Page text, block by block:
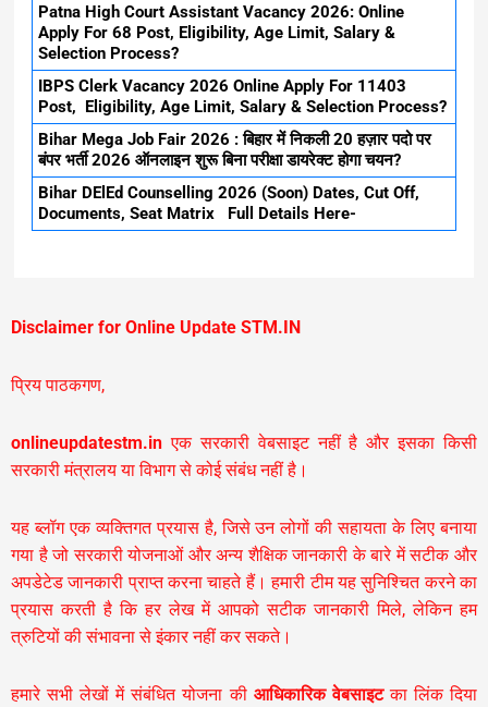
Patna High Court Assistant Vacancy 2026: Online
Apply For 68 Post, Eligibility, Age Limit, Salary &
Selection Process?
IBPS Clerk Vacancy 2026 Online Apply For 11403
Post, Eligibility, Age Limit, Salary & Selection Process?
Bihar Mega Job Fair 2026 : बिहार में निकली 20 हज़ार पदो पर
बंपर भर्ती 2026 ऑनलाइन शुरू बिना परीक्षा डायरेक्ट होगा चयन?
Bihar DElEd Counselling 2026 (Soon) Dates, Cut Off,
Documents, Seat Matrix Full Details Here-
Disclaimer for Online Update STM.IN
प्रिय पाठकगण,
onlineupdatestm.in एक सरकारी वेबसाइट नहीं है और इसका किसी
सरकारी मंत्रालय या विभाग से कोई संबंध नहीं है।
यह ब्लॉग एक व्यक्तिगत प्रयास है, जिसे उन लोगों की सहायता के लिए बनाया
गया है जो सरकारी योजनाओं और अन्य शैक्षिक जानकारी के बारे में सटीक और
अपडेटेड जानकारी प्राप्त करना चाहते हैं। हमारी टीम यह सुनिश्चित करने का
प्रयास करती है कि हर लेख में आपको सटीक जानकारी मिले, लेकिन हम
त्रुटियों की संभावना से इंकार नहीं कर सकते।
हमारे सभी लेखों में संबंधित योजना की आधिकारिक वेबसाइटका लिंक दिया